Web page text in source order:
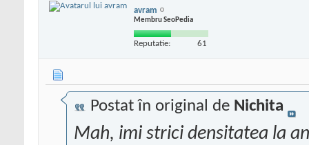
avram
Membru SeoPedia
Reputatie: 61
Postat în original de Nichita
Mah, imi strici densitatea la